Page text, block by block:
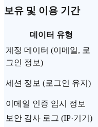
보유 및 이용 기간
데이터 유형별 보유 기간
데이터 유형
계정 데이터 (이메일, 로
그인 정보)
세션 정보 (로그인 유지)
이메일 인증 임시 정보
보안 감사 로그 (IP·기기)